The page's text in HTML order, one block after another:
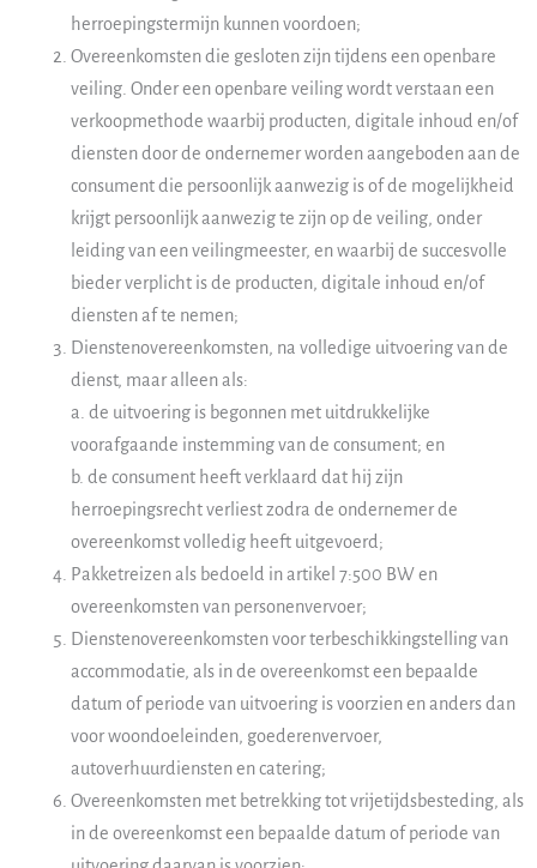
herroepingstermijn kunnen voordoen;
Overeenkomsten die gesloten zijn tijdens een openbare
veiling. Onder een openbare veiling wordt verstaan een
verkoopmethode waarbij producten, digitale inhoud en/of
diensten door de ondernemer worden aangeboden aan de
consument die persoonlijk aanwezig is of de mogelijkheid
krijgt persoonlijk aanwezig te zijn op de veiling, onder
leiding van een veilingmeester, en waarbij de succesvolle
bieder verplicht is de producten, digitale inhoud en/of
diensten af te nemen;
Dienstenovereenkomsten, na volledige uitvoering van de
dienst, maar alleen als:
a. de uitvoering is begonnen met uitdrukkelijke
voorafgaande instemming van de consument; en
b. de consument heeft verklaard dat hij zijn
herroepingsrecht verliest zodra de ondernemer de
overeenkomst volledig heeft uitgevoerd;
Pakketreizen als bedoeld in artikel 7:500 BW en
overeenkomsten van personenvervoer;
Dienstenovereenkomsten voor terbeschikkingstelling van
accommodatie, als in de overeenkomst een bepaalde
datum of periode van uitvoering is voorzien en anders dan
voor woondoeleinden, goederenvervoer,
autoverhuurdiensten en catering;
Overeenkomsten met betrekking tot vrijetijdsbesteding, als
in de overeenkomst een bepaalde datum of periode van